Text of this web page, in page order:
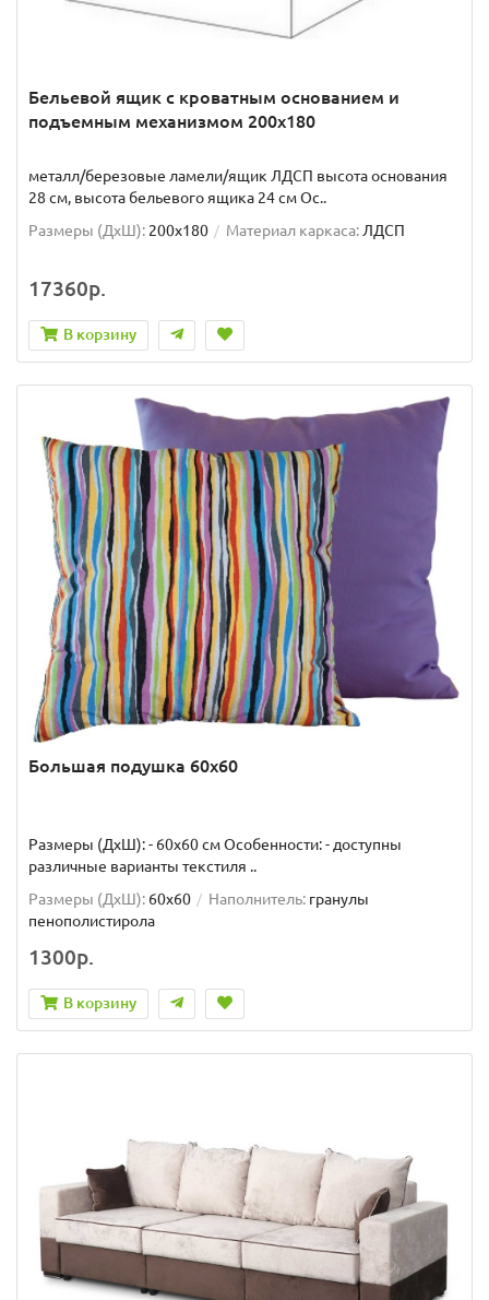
Бельевой ящик с кроватным основанием и
подъемным механизмом 200x180
металл/березовые ламели/ящик ЛДСП высота основания
28 см, высота бельевого ящика 24 см Ос..
Размеры (ДxШ): 200x180 Материал каркаса:ЛДСП
17360р.
В корзину
Большая подушка 60x60
Размеры (ДхШ): - 60x60 см Особенности: - доступны
различные варианты текстиля ..
Размеры (ДxШ): 60x60 Наполнитель: гранулы
пенополистирола
1300р.
В корзину